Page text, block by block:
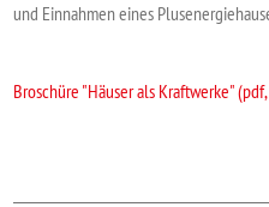
und Einnahmen eines
Broschüre "Häuser als Kraftwerke"